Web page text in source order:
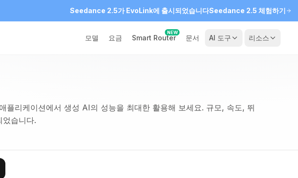
Seedance 2.5가 EvoLink에 출시되었습니다Seedance 2.5 체험하기
모델 요금 Smart Router
NEW
문서 AI 도구 리소스
리케이션에서 생성 AI의 성능을 최대한 활용해 보세요. 규모, 속도, 뛰
습니다.